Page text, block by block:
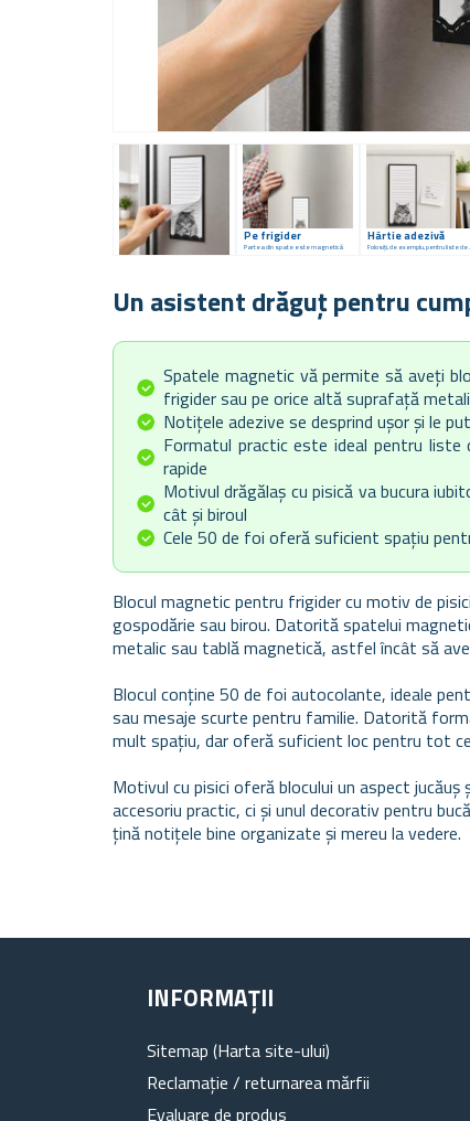
Pe frigider
Partea din spate este magnetică
Hârtie adezivă
Folosiți, de
Un asistent drăguț pentru
Spatele magnetic vă permite să aveți
frigider sau pe orice altă suprafață
Notițele adezive se desprind ușor și le
Formatul practic este ideal pentru liste
rapide
Motivul drăgălaș cu pisică va bucura
cât și biroul
Cele 50 de foi oferă suficient spațiu
Blocul magnetic pentru frigider cu motiv de
gospodărie sau birou. Datorită spatelui
metalic sau tablă magnetică, astfel încât să
Blocul conține 50 de foi autocolante, ideale
sau mesaje scurte pentru familie. Datorită
mult spațiu, dar oferă suficient loc pentru tot
Motivul cu pisici oferă blocului un aspect
accesoriu practic, ci și unul decorativ pentru
țină notițele bine organizate și mereu la vedere.
INFORMAȚII
Sitemap (Harta site-ului)
Reclamație / returnarea mărfii
Evaluare de produs